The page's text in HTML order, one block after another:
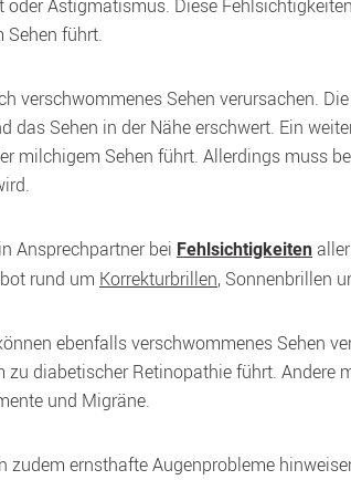
Astigmatismus. Diese
Sehen führt.
verschwommenes Sehen verursachen.
das Sehen in der Nähe erschwert. Ein
milchigem Sehen führt. Allerdings muss
Ansprechpartner bei Fehlsichtigkeiten
rund um Korrekturbrillen, Sonnenbrillen
ebenfalls verschwommenes Sehen
zu diabetischer Retinopathie führt.
und Migräne.
zudem ernsthafte Augenprobleme